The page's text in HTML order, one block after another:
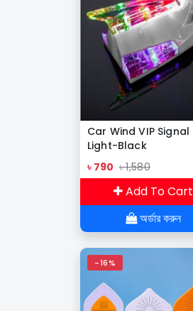
Car Wind VIP Signal
Light-Black
৳ 790 ৳ 1,580
Add To Cart
অর্ডার করুন
-16%